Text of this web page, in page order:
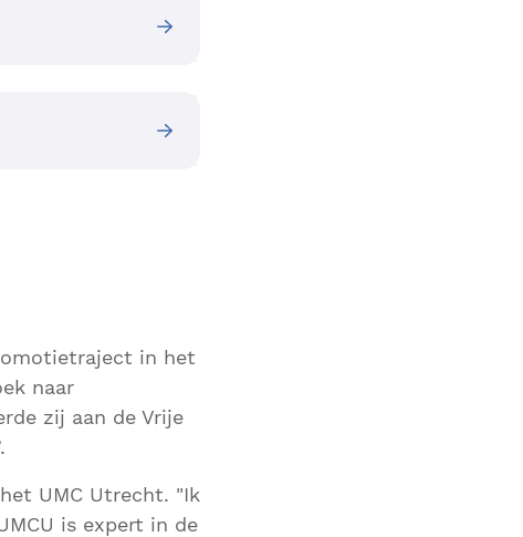
in het
naar
zij aan de Vrije
UMC Utrecht. "Ik
is expert in de